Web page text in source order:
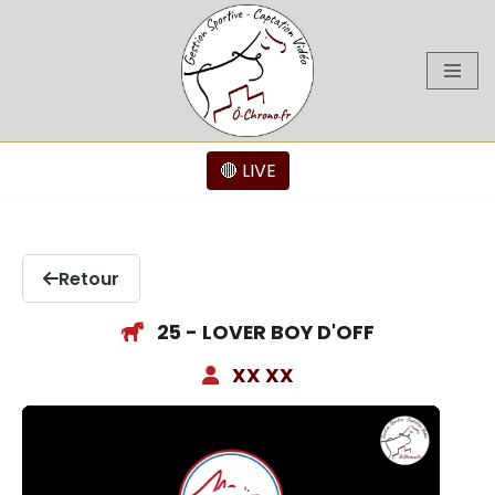
🔴 LIVE
Retour
25 - LOVER BOY D'OFF
XX XX